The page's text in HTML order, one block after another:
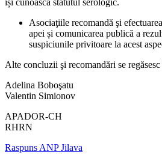
își cunoască statutul serologic.
Asociaţiile recomandă şi
apei și comunicarea publică a
suspiciunile privitoare la acest
Alte concluzii şi recomandări se
Adelina
Valentin Simionov
RHRN
Raspuns ANP Jilava